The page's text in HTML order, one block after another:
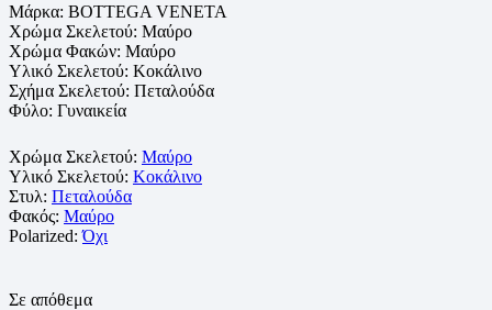
Μάρκα: BOTTEGA VENETA
Χρώμα Σκελετού: Μαύρο
Χρώμα Φακών: Μαύρο
Υλικό Σκελετού: Κοκάλινο
Σχήμα Σκελετού: Πεταλούδα
Φύλο: Γυναικεία
Χρώμα Σκελετού: Μαύρο
Υλικό Σκελετού: Κοκάλινο
Στυλ: Πεταλούδα
Φακός: Μαύρο
Polarized:Όχι
Σε απόθεμα